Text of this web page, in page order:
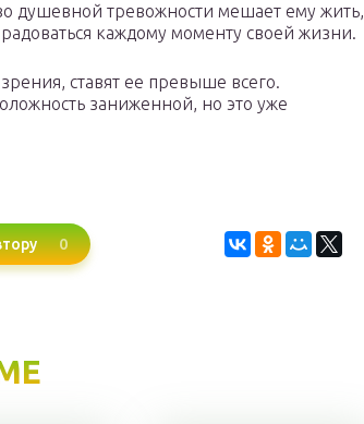
душевной тревожности мешает ему жить,
каждому моменту своей жизни.
ставят ее превыше всего.
заниженной, но это уже
0